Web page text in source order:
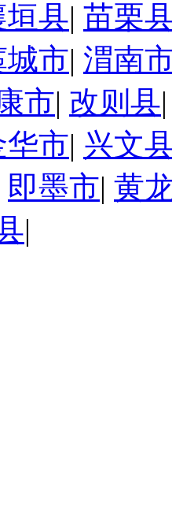
垣县| 苗栗
城市| 渭南
市| 改则县
华市| 兴文
即墨市| 黄
|